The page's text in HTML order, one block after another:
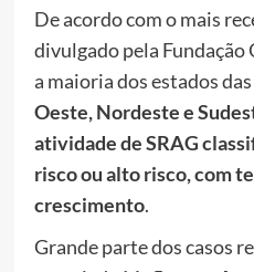
De acordo com o mais
divulgado pela Fundação
a maioria dos estados das
Oeste, Nordeste e
atividade de SRAG
risco ou alto risco, com
crescimento.
Grande parte dos casos